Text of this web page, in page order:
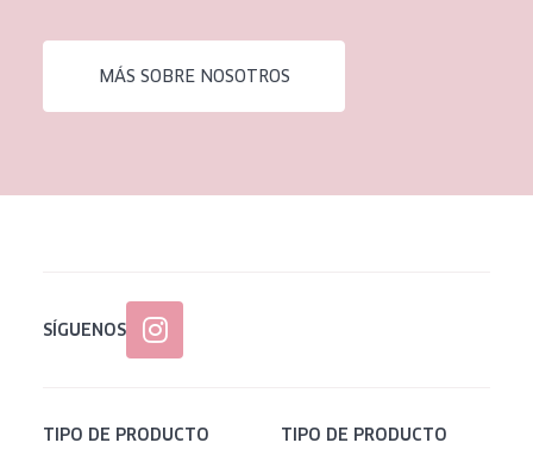
Piel expuesta al sol
Piel menopáusica
Todas las edades
MÁS SOBRE NOSOTROS
SÍGUENOS
TIPO DE PRODUCTO TIPO DE PRODUCTO